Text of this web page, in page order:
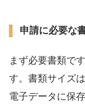
申請に必要な
まず必要書類で
す。書類サイズ
電子データに保